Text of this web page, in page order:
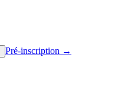
Pré-inscription →